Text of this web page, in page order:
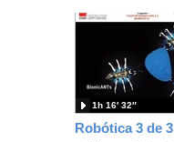
Robótica 3 de 3
1h 16′ 32″